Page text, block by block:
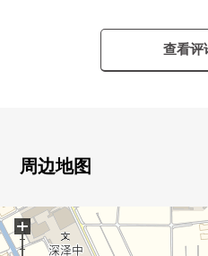
公共汽车22分"深泽6丁目"停
▼建筑物的特徴
・有停车位1台分 ※有出自车
▼房间的特徴
・LDK是约19.5张塌塌米和能
查看评
周边地图
+